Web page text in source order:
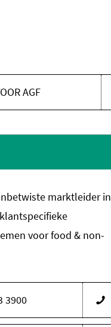
AGF
marktleider in
voor food & non-
3900